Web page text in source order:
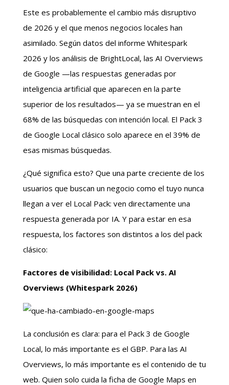
Este es probablemente el cambio más disruptivo
de 2026 y el que menos negocios locales han
asimilado. Según datos del informe Whitespark
2026 y los análisis de BrightLocal, las AI Overviews
de Google —las respuestas generadas por
inteligencia artificial que aparecen en la parte
superior de los resultados— ya se muestran en el
68% de las búsquedas con intención local. El Pack 3
de Google Local clásico solo aparece en el 39% de
esas mismas búsquedas.
¿Qué significa esto? Que una parte creciente de los
usuarios que buscan un negocio como el tuyo nunca
llegan a ver el Local Pack: ven directamente una
respuesta generada por IA. Y para estar en esa
respuesta, los factores son distintos a los del pack
clásico:
Factores de visibilidad: Local Pack vs. AI
Overviews (Whitespark 2026)
La conclusión es clara: para el Pack 3 de Google
Local, lo más importante es el GBP. Para las AI
Overviews, lo más importante es el contenido de tu
web. Quien solo cuida la ficha de Google Maps en